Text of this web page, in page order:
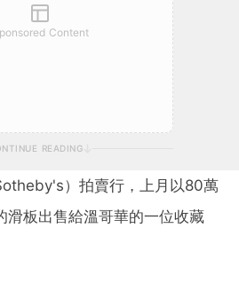
Content
READING
）拍賣行，上月以80萬
滑板出售給溫哥華的一位收藏